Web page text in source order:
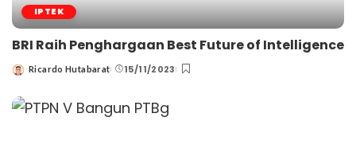
IPTEK
BRI Raih Penghargaan Best Future of Intelligence
Posted
Ricardo Hutabarat 15/11/2023